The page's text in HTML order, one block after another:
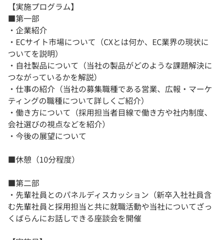
【実施プログラム】
■第一部
・企業紹介
・ECサイト市場について（CXとは何か、EC業界の現状に
ついてを説明）
・自社製品について（当社の製品がどのような課題解決に
つながっているかを解説）
・仕事の紹介（当社の募集職種である営業、広報・マーケ
ティングの職種について詳しくご紹介）
・働き方について（採用担当者目線で働き方や社内制度、
会社選びの視点などを紹介）
・今後の展望について
■休憩（10分程度）
■第二部
・先輩社員とのパネルディスカッション（新卒入社社員含
む先輩社員と採用担当と共に就職活動や当社についてざっ
くばらんにお話しできる座談会を開催